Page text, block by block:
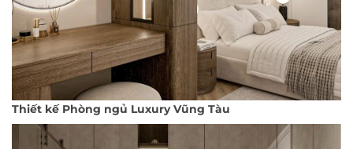
Thiết kế Phòng ngủ Luxury Vũng Tàu